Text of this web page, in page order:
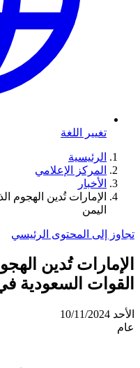
تغيير اللغة
الرئيسية
المركز الإعلامي
الأخبار
الإمارات تُدين
اليمن
تجاوز إلى المحتوى الرئيسي
الإمارات تُدين
القوات السعودية
الأحد 10/11/2024
عام